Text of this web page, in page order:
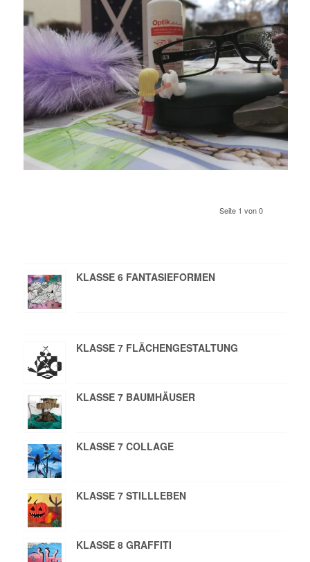
Seite 1 von 0
KLASSE 6 FANTASIEFORMEN
KLASSE 7 FLÄCHENGESTALTUNG
KLASSE 7 BAUMHÄUSER
KLASSE 7 COLLAGE
KLASSE 7 STILLLEBEN
KLASSE 8 GRAFFITI